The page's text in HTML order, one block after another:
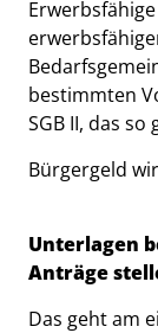
bestimmten
SGB II, das
Bürgergeld
Unterlagen
Anträge
Das geht am